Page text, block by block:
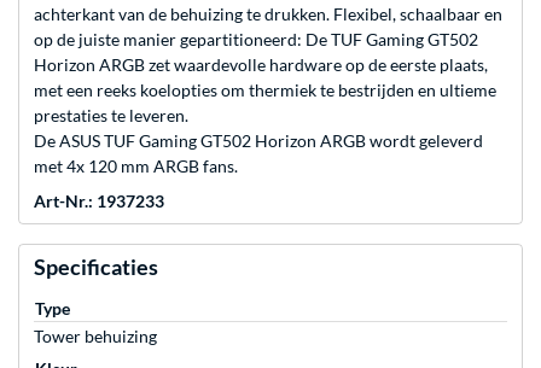
achterkant van de behuizing te drukken. Flexibel, schaalbaar en
op de juiste manier gepartitioneerd: De TUF Gaming GT502
Horizon ARGB zet waardevolle hardware op de eerste plaats,
met een reeks koelopties om thermiek te bestrijden en ultieme
prestaties te leveren.
De ASUS TUF Gaming GT502 Horizon ARGB wordt geleverd
met 4x 120 mm ARGB fans.
Art-Nr.: 1937233
Specificaties
Type
Tower behuizing